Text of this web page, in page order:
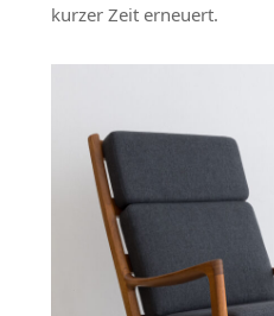
kurzer Zeit erneuert.